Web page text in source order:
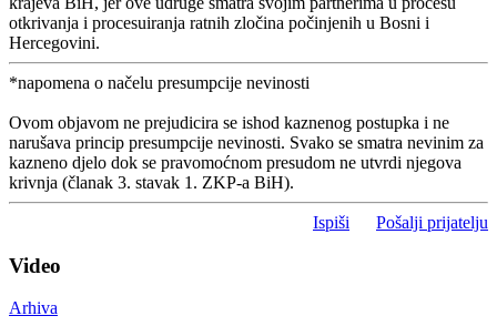
otkrivanja i procesuiranja ratnih zločina počinjenih u Bosni i
Hercegovini.
*napomena o načelu presumpcije nevinosti
Ovom objavom ne prejudicira se ishod kaznenog postupka i ne
narušava princip presumpcije nevinosti. Svako se smatra nevinim za
kazneno djelo dok se pravomoćnom presudom ne utvrdi njegova
krivnja (članak 3. stavak 1. ZKP-a BiH).
Ispiši Pošalji prijatelju
Video
Arhiva